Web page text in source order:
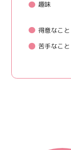
趣味
得意なこと
苦手なこと